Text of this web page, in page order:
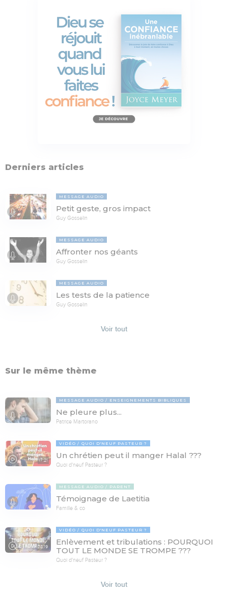
Derniers articles
MESSAGE AUDIO
Petit geste, gros impact
Guy Gosselin
MESSAGE AUDIO
Affronter nos géants
Guy Gosselin
MESSAGE AUDIO
Les tests de la patience
Guy Gosselin
Voir tout
Sur le même thème
MESSAGE AUDIO ENSEIGNEMENTS BIBLIQUES
Ne pleure plus...
Patrice Martorano
17:21
VIDÉO QUOI D'NEUF PASTEUR ?
Un chrétien peut il manger Halal ???
Quoi d'neuf Pasteur ?
MESSAGE AUDIO PARENT
Témoignage de Laetitia
Famille & co
78:19
VIDÉO QUOI D'NEUF PASTEUR ?
Enlèvement et tribulations : POURQUOI
TOUT LE MONDE SE TROMPE ???
Quoi d'neuf Pasteur ?
Voir tout